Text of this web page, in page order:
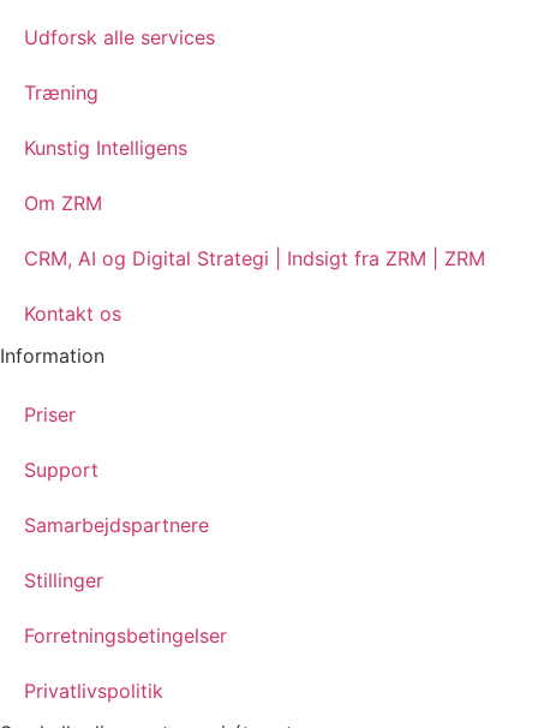
Udforsk alle services
Træning
Kunstig Intelligens
Om ZRM
CRM, AI og Digital Strategi | Indsigt fra ZRM | ZRM
Kontakt os
Information
Priser
Support
Samarbejdspartnere
Stillinger
Forretningsbetingelser
Privatlivspolitik